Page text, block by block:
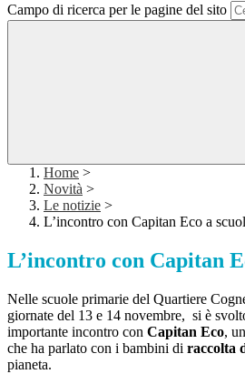
Campo di ricerca per le pagine del sito
Home >
Novità >
Le notizie >
L’incontro con Capitan Eco a
L’incontro con Capitan
Nelle scuole primarie del Quartiere
giornate del 13 e 14 novembre, si è
importante incontro con Capitan Eco,
che ha parlato con i bambini di raccolta
pianeta.